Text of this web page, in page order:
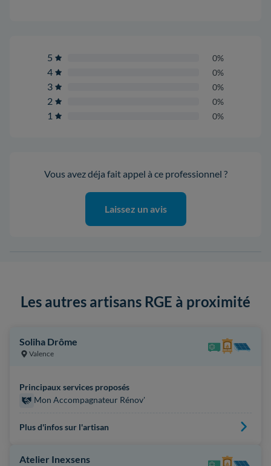
5 0%
4 0%
3 0%
2 0%
1 0%
Vous avez déja fait appel à ce professionnel ?
Laissez un avis
Les autres artisans RGE à proximité
Soliha Drôme
Valence
Principaux services proposés
Mon Accompagnateur Rénov'
Plus d'infos sur l'artisan
Atelier Inexsens